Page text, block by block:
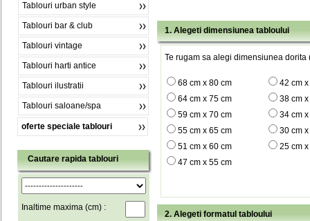
Tablouri urban style
Tablouri bar & club
Tablouri vintage
Tablouri harti antice
Tablouri ilustratii
Tablouri saloane/spa
oferte speciale tablouri
Cautare rapida tablouri
Inaltime maxima (cm) :
1. Alegeti dimensiunea tabloului
Te rugam sa alegi dimensiunea dorita
68 cm x 80 cm
42 cm
64 cm x 75 cm
38 cm
59 cm x 70 cm
34 cm
55 cm x 65 cm
30 cm
51 cm x 60 cm
25 cm
47 cm x 55 cm
2. Alegeti formatul tabloului